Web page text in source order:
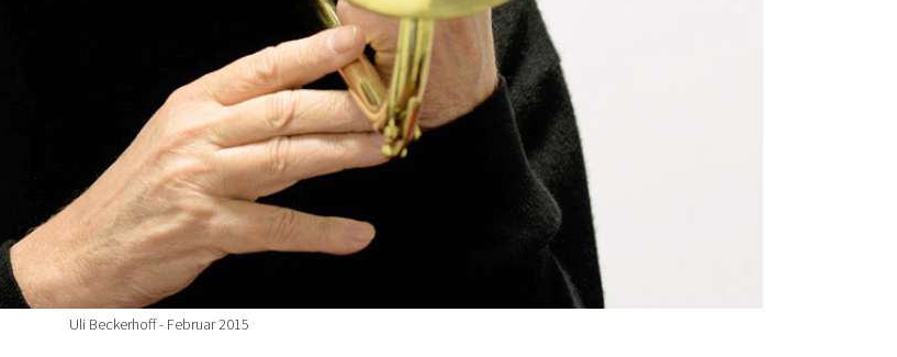
Uli Beckerhoff - Februar 2015